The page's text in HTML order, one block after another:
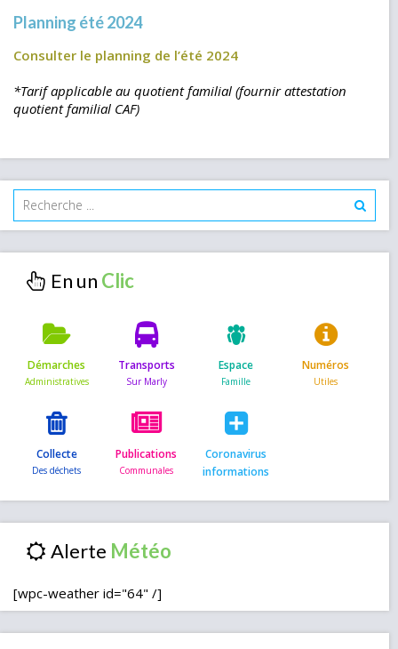
Planning été 2024
Consulter le planning de l’été 2024
*Tarif applicable au quotient familial (fournir attestation
quotient familial CAF)
En un
Démarches Transports Espace Numéros
Collecte Publications
Coronavirus
informations
Alerte
[wpc-weather id="64" /]